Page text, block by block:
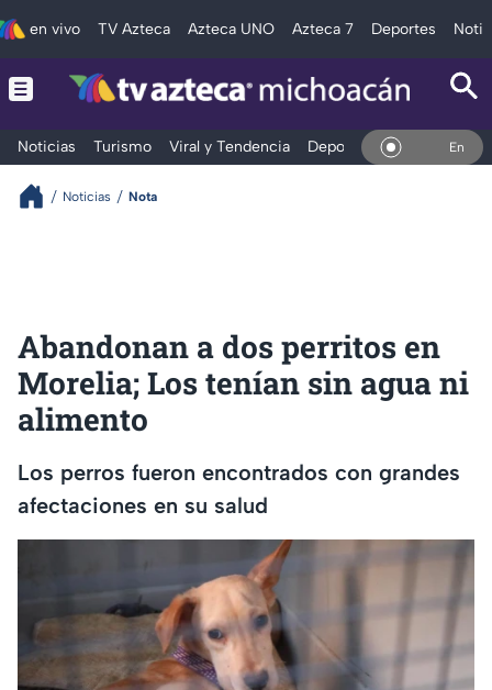
en vivo TV Azteca Azteca UNO Azteca 7 Deportes
Noticias Turismo Viral y Tendencia Deportes Espectáculos
En Vivo
Noticias Nota
Abandonan a dos perritos en
Morelia; Los tenían sin agua ni
alimento
Los perros fueron encontrados con grandes
afectaciones en su salud